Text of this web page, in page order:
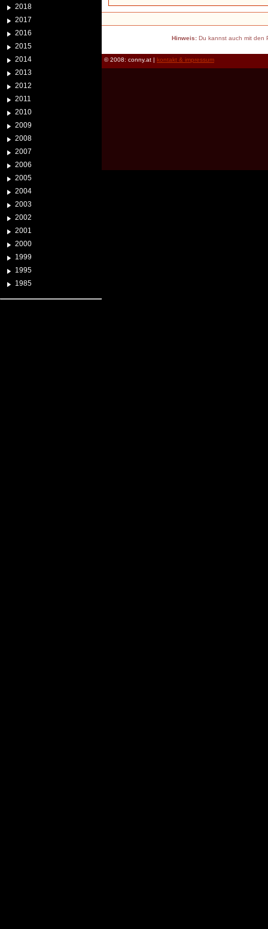
2018
2017
2016
2015
2014
2013
2012
2011
2010
2009
2008
2007
2006
2005
2004
2003
2002
2001
2000
1999
1995
1985
Hinweis:Du kannst auch mit den
© 2008: conny.at | kontakt & impressum